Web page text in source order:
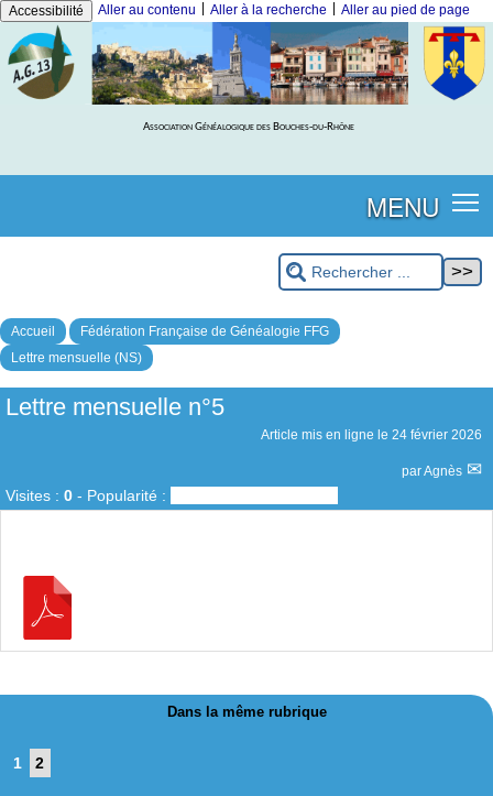
Accessibilité Aller au contenu Aller à la recherche Aller au pied de page
Association Généalogique des Bouches-du-Rhône
MENU
Accueil
Fédération Française de Généalogie FFG
Lettre mensuelle (NS)
Lettre mensuelle n°5
Article mis en ligne le 24 février 2026
parAgnès
Visites : 0 - Popularité :
Dans la même rubrique
1 2